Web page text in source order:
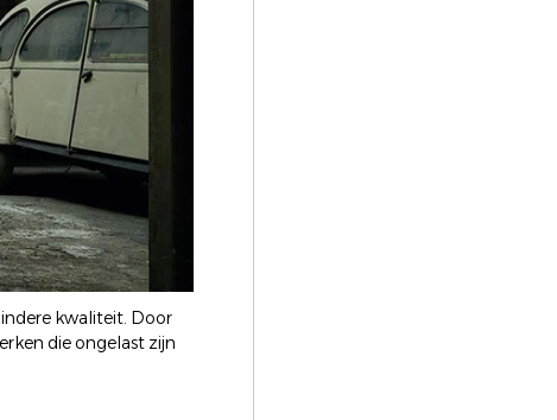
kwaliteit. Door
die ongelast zijn